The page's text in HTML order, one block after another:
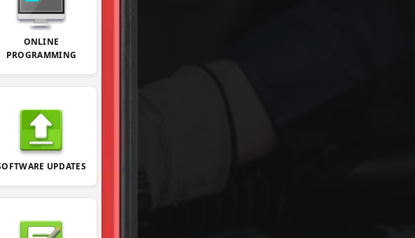
ONLINE
PROGRAMMING
UPDATES